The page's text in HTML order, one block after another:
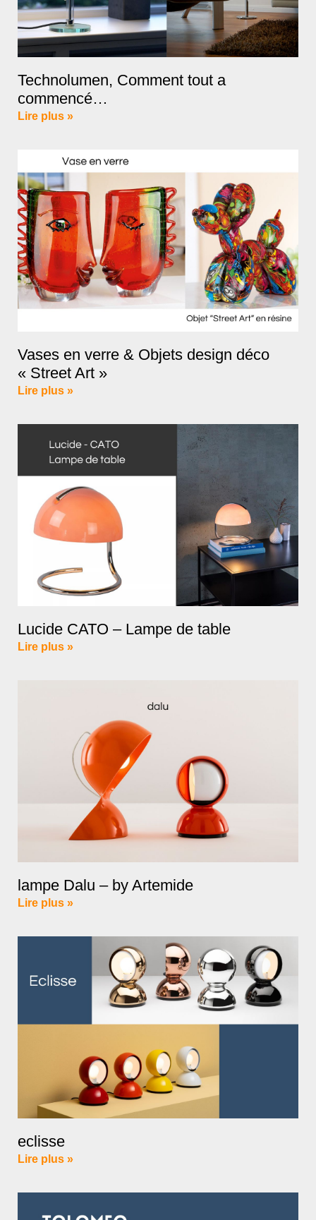
Technolumen, Comment tout a
commencé…
Lire plus »
Vases en verre & Objets design déco
« Street Art »
Lire plus »
Lucide CATO – Lampe de table
Lire plus »
lampe Dalu – by Artemide
Lire plus »
eclisse
Lire plus »